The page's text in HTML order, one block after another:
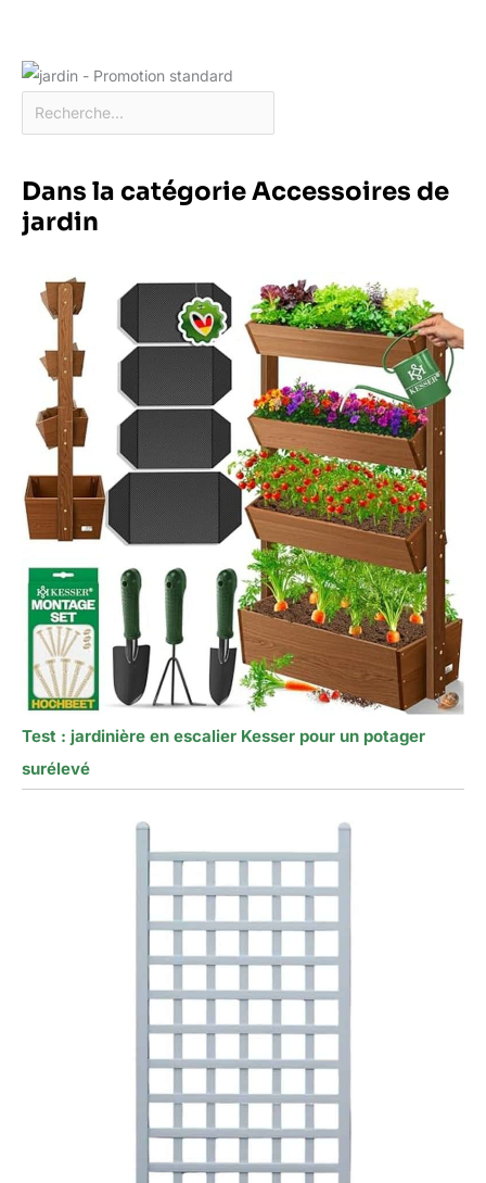
Dans la catégorie Accessoires de
jardin
Test : jardinière en escalier Kesser pour un potager
surélevé